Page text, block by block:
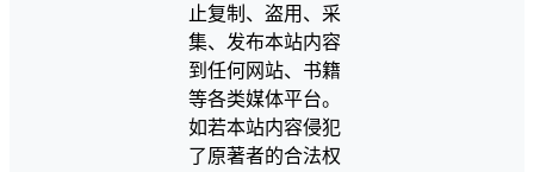
止复制、盗用、采
集、发布本站内容
到任何网站、书籍
等各类媒体平台。
如若本站内容侵犯
了原著者的合法权